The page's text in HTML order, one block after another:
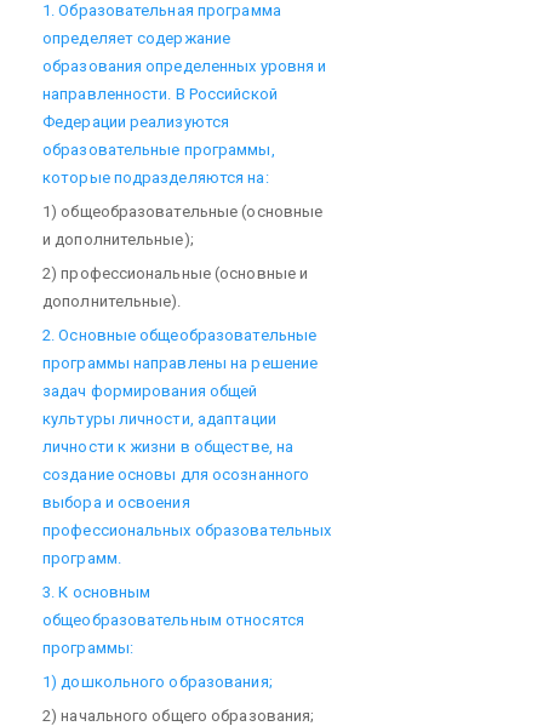
1. Образовательная программа
определяет содержание
образования определенных уровня и
направленности. В Российской
Федерации реализуются
образовательные программы,
которые подразделяются на:
1) общеобразовательные (основные
и дополнительные);
2) профессиональные (основные и
дополнительные).
2. Основные общеобразовательные
программы направлены на решение
задач формирования общей
культуры личности, адаптации
личности к жизни в обществе, на
создание основы для осознанного
выбора и освоения
профессиональных образовательных
программ.
3. К основным
общеобразовательным относятся
программы:
1) дошкольного образования;
2) начального общего образования;